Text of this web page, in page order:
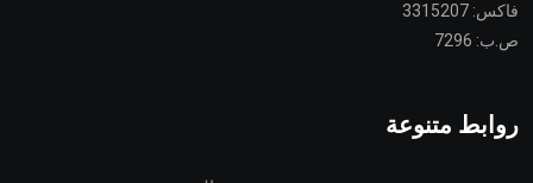
فاكس: 3315207
ص.ب: 7296
روابط متنوعة